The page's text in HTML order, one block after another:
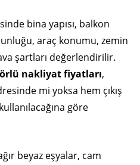
bina yapısı, balkon
araç konumu, zemin
şartları değerlendirilir.
nakliyat fiyatları,
mi yoksa hem çıkış
göre
beyaz eşyalar, cam